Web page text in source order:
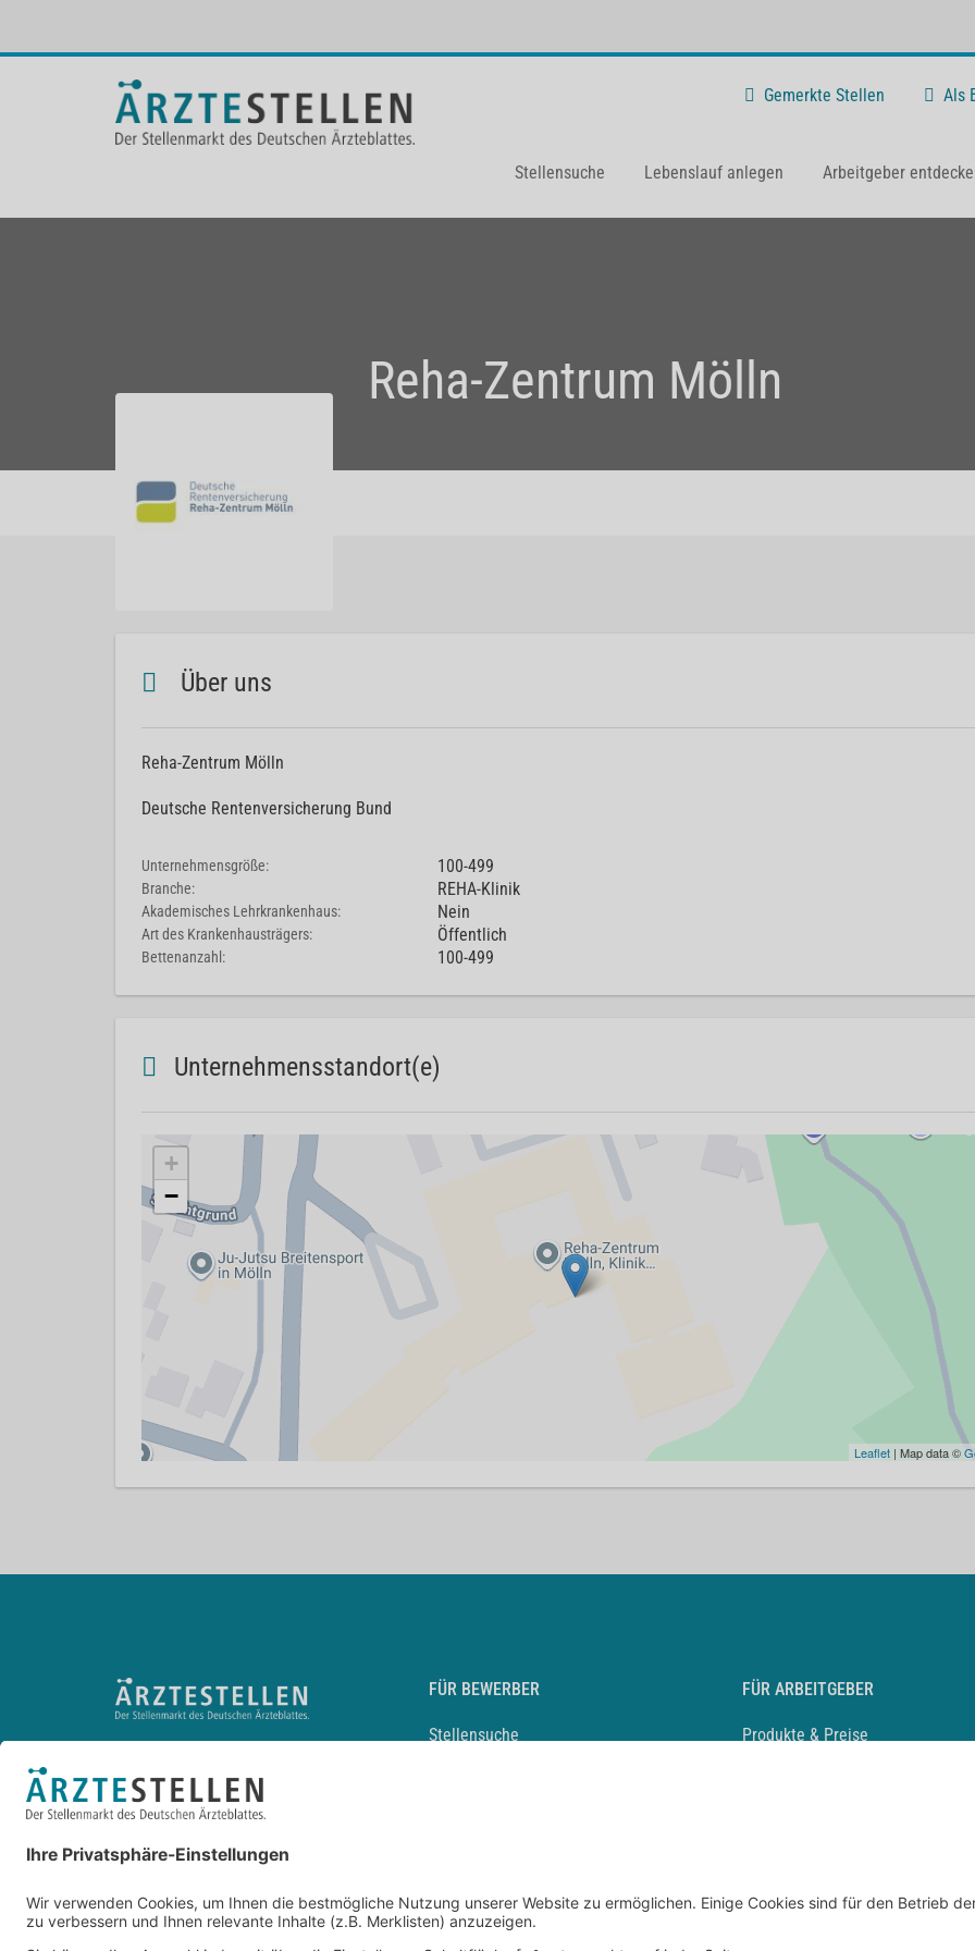
Gemerkte Stellen Als
Stellensuche Lebenslauf anlegen Arbeitgeber
Reha-Zentrum Mölln
Über uns
Reha-Zentrum Mölln
Deutsche Rentenversicherung Bund
Unternehmensgröße: 100-499
Branche: REHA-Klinik
Akademisches Lehrkrankenhaus: Nein
Art des Krankenhausträgers: Öffentlich
Bettenanzahl: 100-499
Unternehmensstandort(e)
+
−
Leaflet | Map data ©
FÜR BEWERBER
Stellensuche
Durchsuchen Sie den Stellenkatalog
FÜR ARBEITGEBER
Produkte & Preise